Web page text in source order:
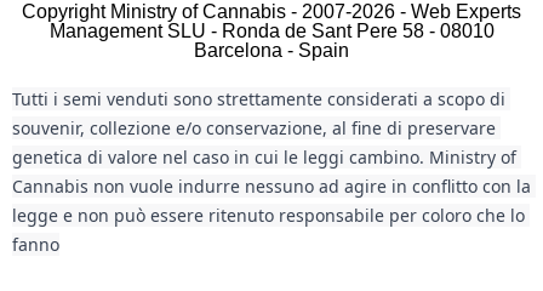
Copyright Ministry of Cannabis - 2007-2026 - Web Experts
Management SLU - Ronda de Sant Pere 58 - 08010
Barcelona - Spain
Tutti i semi venduti sono strettamente considerati a scopo di
souvenir, collezione e/o conservazione, al fine di preservare
genetica di valore nel caso in cui le leggi cambino. Ministry of
Cannabis non vuole indurre nessuno ad agire in conflitto con la
legge e non può essere ritenuto responsabile per coloro che lo
fanno